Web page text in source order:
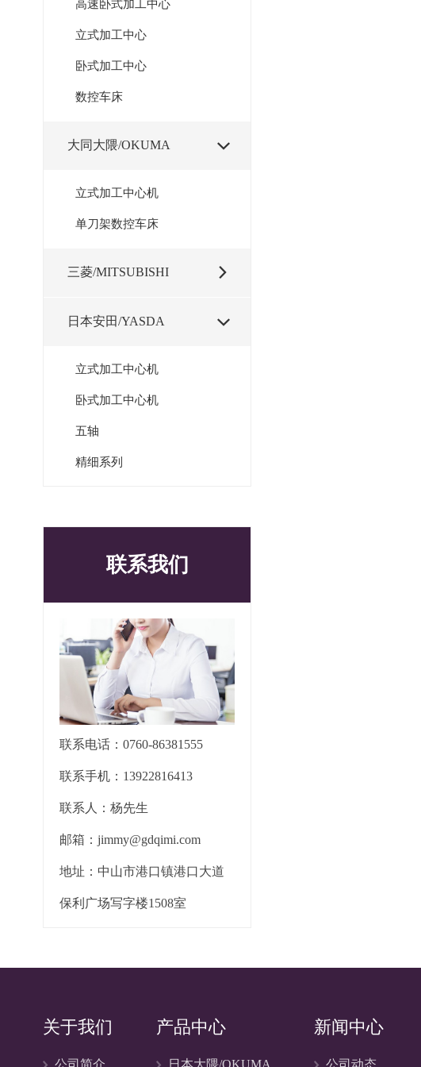
高速卧式加工中心
立式加工中心
卧式加工中心
数控车床
大同大隈/OKUMA 
立式加工中心机
单刀架数控车床
三菱/MITSUBISHI 
日本安田/YASDA 
立式加工中心机
卧式加工中心机
五轴
精细系列
联系我们
联系电话：0760-86381555
联系手机：13922816413
联系人：杨先生
邮箱：jimmy@gdqimi.com
地址：中山市港口镇港口大道
保利广场写字楼1508室
关于我们
公司简介
产品中心
日本大隈/OKUMA
新闻中心
公司动态